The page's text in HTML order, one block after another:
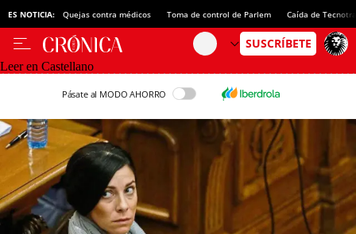
ES NOTICIA: Quejas contra médicos Toma de control de Parlem Caída de
Leer en Castellano
Pásate al MODO AHORRO